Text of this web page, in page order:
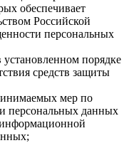
обеспечивает
Российской
персональных
порядке
средств защиты
мер по
персональных данных